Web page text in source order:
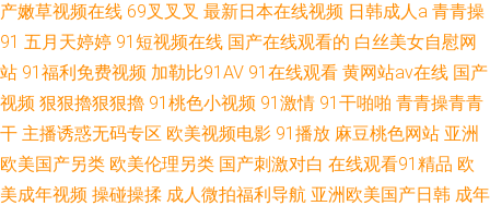
产嫩草视频在线 69叉叉叉 最新日本在线视频 日韩成人a 青青操
91 五月天婷婷 91短视频在线 国产在线观看的 白丝美女自慰网
站 91福利免费视频 加勒比91AV 91在线观看 黄网站av在线 国产
视频 狠狠擼狠狠擼 91桃色小视频 91激情 91干啪啪 青青操青青
干 主播诱惑无码专区 欧美视频电影 91播放 麻豆桃色网站 亚洲
欧美国产另类 欧美伦理另类 国产刺激对白 在线观看91精品 欧
美成年视频 操碰操揉 成人微拍福利导航 亚洲欧美国产日韩 成年